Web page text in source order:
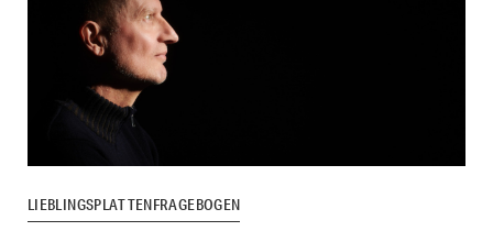
LIEBLINGSPLATTENFRAGEBOGEN